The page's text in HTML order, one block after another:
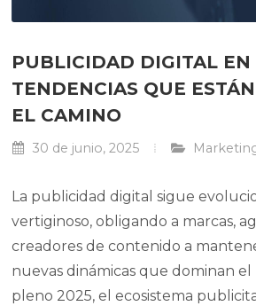
PUBLICIDAD DIGITAL EN
TENDENCIAS QUE
EL CAMINO
30 de junio, 2025
La publicidad digital sigue
vertiginoso, obligando a marcas,
creadores de contenido a
nuevas dinámicas que dominan el
pleno 2025, el ecosistema